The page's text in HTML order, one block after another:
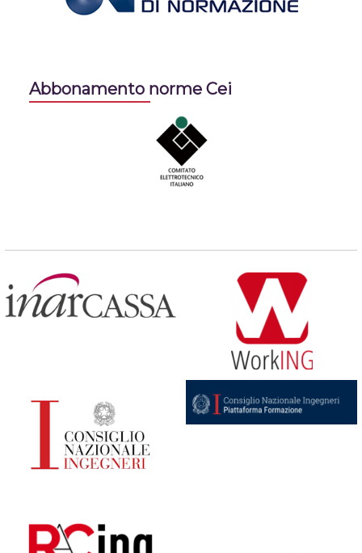
Abbonamento norme Cei